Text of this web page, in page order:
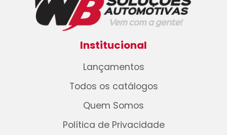
Institucional
Lançamentos
Todos os catálogos
Quem Somos
Política de Privacidade